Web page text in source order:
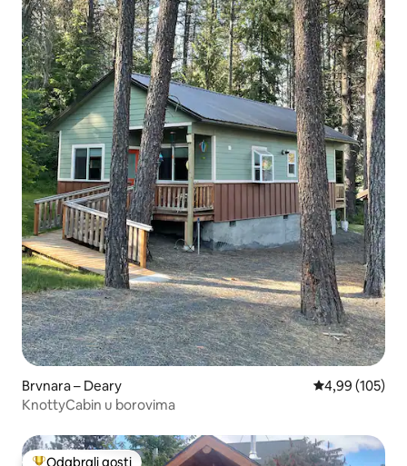
Brvnara – Deary Prosječna
4,99 (105)
KnottyCabin u borovima
Odabrali gosti